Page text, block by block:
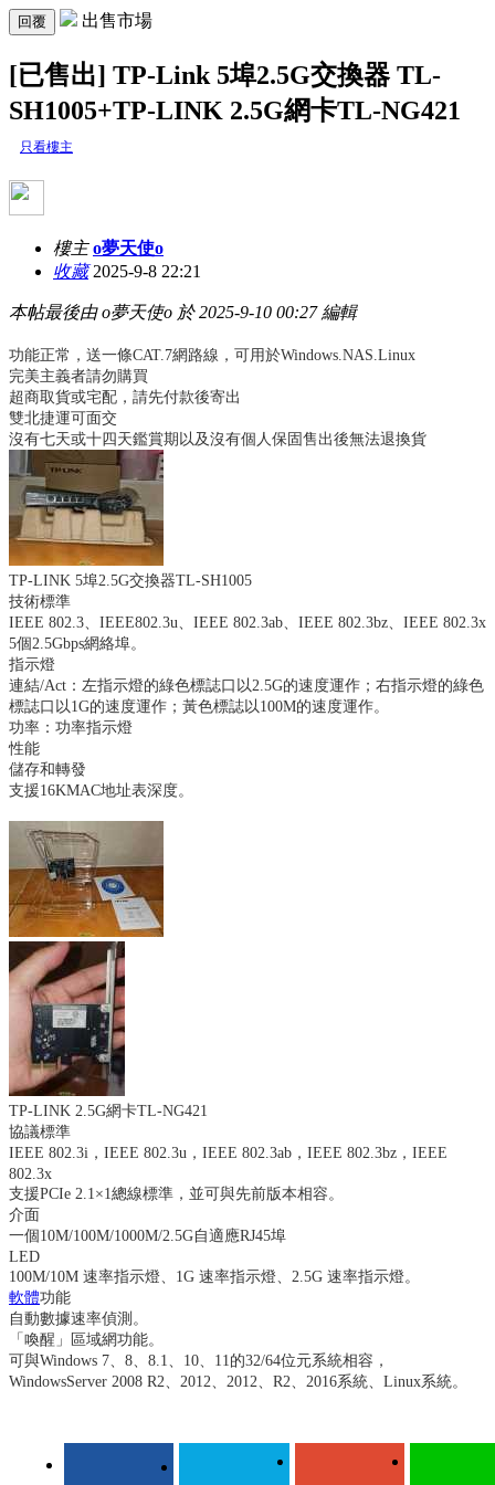
回覆 出售市場
[已售出] TP-Link 5埠2.5G交換器 TL-
SH1005+TP-LINK 2.5G網卡TL-NG421
只看樓主
樓主 o夢天使o
收藏2025-9-8 22:21
本帖最後由 o夢天使o 於 2025-9-10 00:27 編輯
功能正常，送一條CAT.7網路線，可用於Windows.NAS.Linux
完美主義者請勿購買
超商取貨或宅配，請先付款後寄出
雙北捷運可面交
沒有七天或十四天鑑賞期以及沒有個人保固售出後無法退換貨
TP-LINK 5埠2.5G交換器TL-SH1005
技術標準
IEEE 802.3、IEEE802.3u、IEEE 802.3ab、IEEE 802.3bz、IEEE 802.3x
5個2.5Gbps網絡埠。
指示燈
連結/Act：左指示燈的綠色標誌口以2.5G的速度運作；右指示燈的綠色
標誌口以1G的速度運作；黃色標誌以100M的速度運作。
功率：功率指示燈
性能
儲存和轉發
支援16KMAC地址表深度。
TP-LINK 2.5G網卡TL-NG421
協議標準
IEEE 802.3i，IEEE 802.3u，IEEE 802.3ab，IEEE 802.3bz，IEEE
802.3x
支援PCIe 2.1×1總線標準，並可與先前版本相容。
介面
一個10M/100M/1000M/2.5G自適應RJ45埠
LED
100M/10M 速率指示燈、1G 速率指示燈、2.5G 速率指示燈。
軟體功能
自動數據速率偵測。
「喚醒」區域網功能。
可與Windows 7、8、8.1、10、11的32/64位元系統相容，
WindowsServer 2008 R2、2012、2012、R2、2016系統、Linux系統。